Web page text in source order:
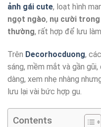
ảnh gái cute, loạt hình
ngọt ngào, nụ cười
thường, rất hợp để lưu
Trên Decorhocduong,
sáng, mềm mắt và gần
dàng, xem nhẹ nhàng
lưu lại vài bức hợp gu.
Contents